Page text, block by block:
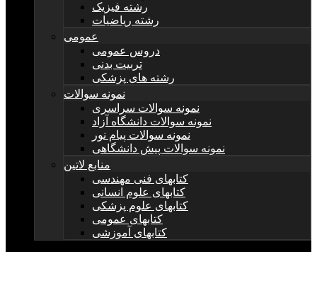
رشته فیزیک
رشته ریاضیات
عمومی
دروس عمومی
تربیت بدنی
رشته های پزشکی
نمونه سوالات
نمونه سوالات سراسری
نمونه سوالات دانشگاه آزاد
نمونه سوالات پیام نور
نمونه سوالات پیش دانشگاهی
منابع لاتین
کتابهای فنی مهندسی
کتابهای علوم انسانی
کتابهای علوم پزشکی
کتابهای عمومی
کتابهای آموزشی